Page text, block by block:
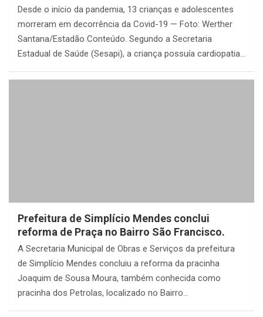
Desde o início da pandemia, 13 crianças e adolescentes
morreram em decorrência da Covid-19 — Foto: Werther
Santana/Estadão Conteúdo. Segundo a Secretaria
Estadual de Saúde (Sesapi), a criança possuía cardiopatia…
Prefeitura de Simplício Mendes conclui
reforma de Praça no Bairro São Francisco.
A Secretaria Municipal de Obras e Serviços da prefeitura
de Simplício Mendes concluiu a reforma da pracinha
Joaquim de Sousa Moura, também conhecida como
pracinha dos Petrolas, localizado no Bairro…